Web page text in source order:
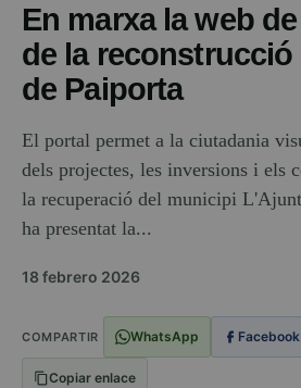
En marxa la web
de la
de Paiporta
El portal permet a la ciutadania
dels projectes, les inversions i els
la recuperació del municipi
ha presentat la...
18 febrero 2026
COMPARTIR WhatsApp Facebook
Copiar enlace